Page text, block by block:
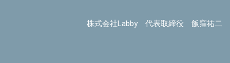
株式会社Labby 代表取締役 飯窪祐二